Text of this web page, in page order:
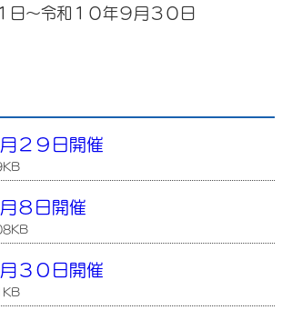
日～令和１０年９月３０日
２９日開催
８日開催
３０日開催